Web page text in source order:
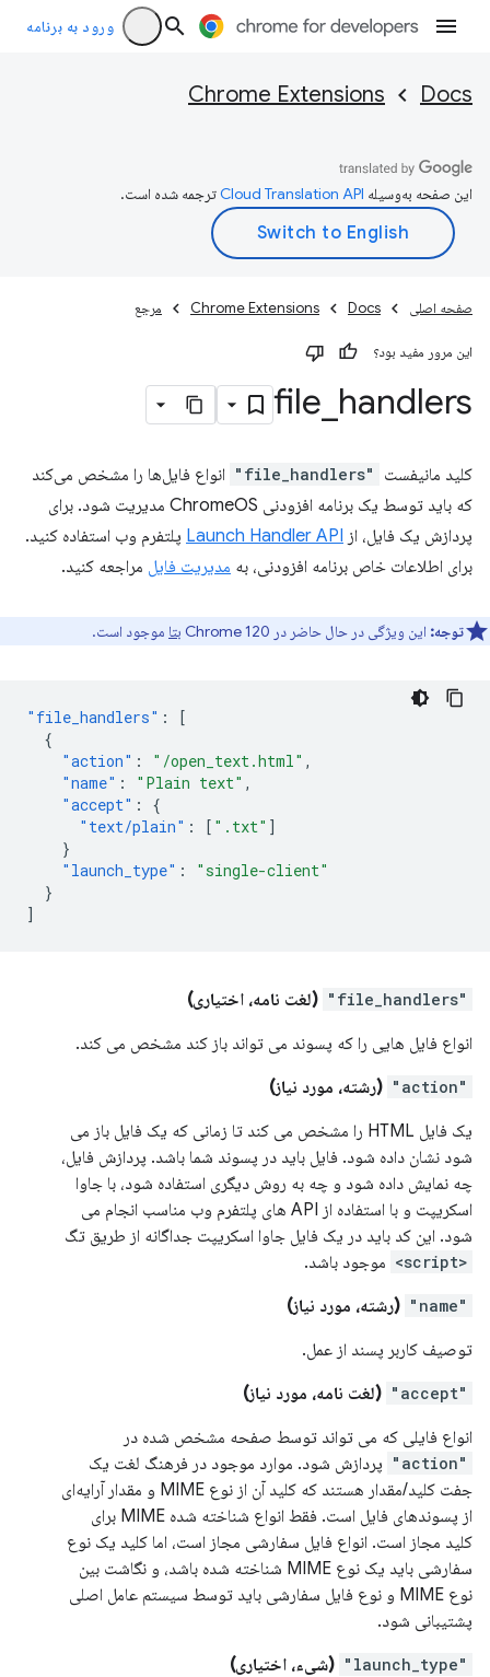
ورود به برنامه
Docs
Chrome Extensions
این صفحه به‌وسیله ترجمه شده است.
صفحه اصلی Docs
Chrome Extensions مرجع
این مرور مفید بود؟
file handlers
کلید مانیفست "file_handlers"
انواع فایل‌ها را مشخص می‌کند
که باید توسط یک برنامه افزودنی ChromeOS مدیریت شود. برای
پردازش یک فایل، از Launch Handler API پلتفرم وب استفاده کنید.
برای اطلاعات خاص برنامه افزودنی، به مدیریت فایل مراجعه کنید.
توجه: این ویژگی در حال حاضر در Chrome 120 بتا موجود است.
"file_handlers" :
[
{
"action" : "/open_text.html" ,
"name" : "Plain text" ,
"accept" :
{
"text/plain" : [ ".txt" ]
}
"launch_type" :
"single-client"
}
]
"file_handlers"
(لغت نامه، اختیاری)
انواع فایل هایی را که پسوند می تواند باز کند مشخص می کند.
"action"
(رشته، مورد نیاز)
یک فایل HTML را مشخص می کند تا زمانی که یک فایل باز می
شود نشان داده شود. فایل باید در پسوند شما باشد. پردازش فایل،
چه نمایش داده شود و چه به روش دیگری استفاده شود، با جاوا
اسکریپت و با استفاده از API های پلتفرم وب مناسب انجام می
شود. این کد باید در یک فایل جاوا اسکریپت جداگانه از طریق تگ
<script> موجود باشد.
"name"
(رشته، مورد نیاز)
توصیف کاربر پسند از عمل.
"accept"
(لغت نامه، مورد نیاز)
انواع فایلی که می تواند توسط صفحه مشخص شده در
"action"
پردازش شود. موارد موجود در فرهنگ لغت یک
جفت کلید/مقدار هستند که کلید آن از نوع MIME و مقدار آرایه‌ای
از پسوندهای فایل است. فقط انواع شناخته شده MIME برای
کلید مجاز است. انواع فایل سفارشی مجاز است، اما کلید یک نوع
سفارشی باید یک نوع MIME شناخته شده باشد، و نگاشت بین
نوع MIME و نوع فایل سفارشی باید توسط سیستم عامل اصلی
پشتیبانی شود.
"launch_type"
(شیء، اختیاری)